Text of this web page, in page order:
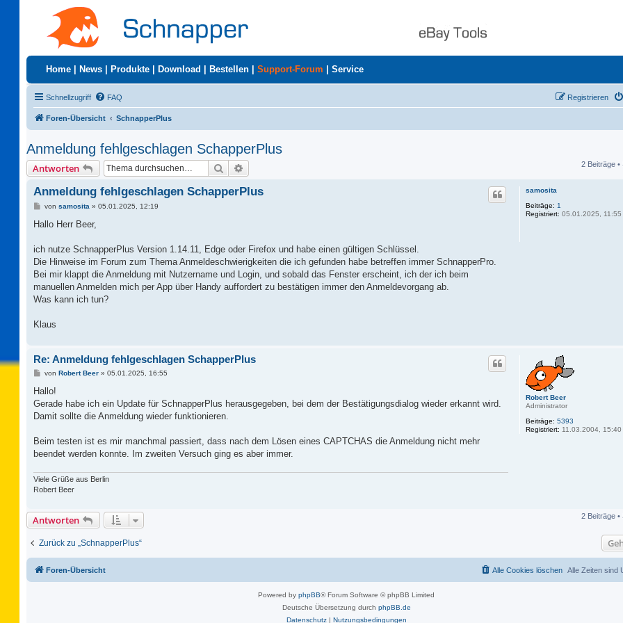
Home News Produkte Download Bestellen Support-Forum Service
Schnellzugriff FAQ Registrieren
Foren-Übersicht SchnapperPlus
Anmeldung fehlgeschlagen SchapperPlus
Antworten Suche 2 Beiträge •
samosita
Beiträge: 1
Registriert: 05.01.2025, 11:55
Anmeldung fehlgeschlagen SchapperPlus
B
i
a
von samosita » 05.01.2025, 12:19
Hallo Herr Beer,
ich nutze SchnapperPlus Version 1.14.11, Edge oder Firefox und habe einen gültigen Schlüssel.
Die Hinweise im Forum zum Thema Anmeldeschwierigkeiten die ich gefunden habe betreffen immer SchnapperPro.
Bei mir klappt die Anmeldung mit Nutzername und Login, und sobald das Fenster erscheint, ich der ich beim
manuellen Anmelden mich per App über Handy auffordert zu bestätigen immer den Anmeldevorgang ab.
Was kann ich tun?
Klaus
Robert Beer
Administrator
Beiträge: 5393
Registriert: 11.03.2004, 15:40
Re: Anmeldung fehlgeschlagen SchapperPlus
B
i
r
a
von Robert Beer» 05.01.2025, 16:55
Hallo!
Gerade habe ich ein Update für SchnapperPlus herausgegeben, bei dem der Bestätigungsdialog wieder erkannt wird.
Damit sollte die Anmeldung wieder funktionieren.
Beim testen ist es mir manchmal passiert, dass nach dem Lösen eines CAPTCHAS die Anmeldung nicht mehr
beendet werden konnte. Im zweiten Versuch ging es aber immer.
Viele Grüße aus Berlin
Robert Beer
Antworten 2 Beiträge •
Zurück zu „SchnapperPlus“
Foren-Übersicht Alle Zeiten sind
Alle Cookies löschen
Powered by phpBB® Forum Software © phpBB Limited
Deutsche Übersetzung durch phpBB.de
Datenschutz| Nutzungsbedingungen